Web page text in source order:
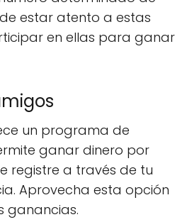
estar atento a estas
en ellas para ganar
un programa de
ganar dinero por
registre a través de tu
Aprovecha esta opción
ganancias.